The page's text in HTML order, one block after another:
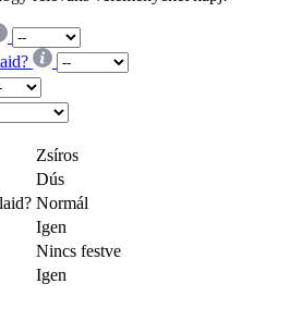
Zsíros
Dús
Normál
Igen
Nincs festve
Igen